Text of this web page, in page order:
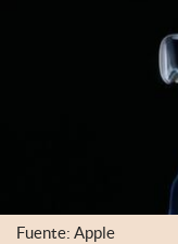
Fuente: Apple